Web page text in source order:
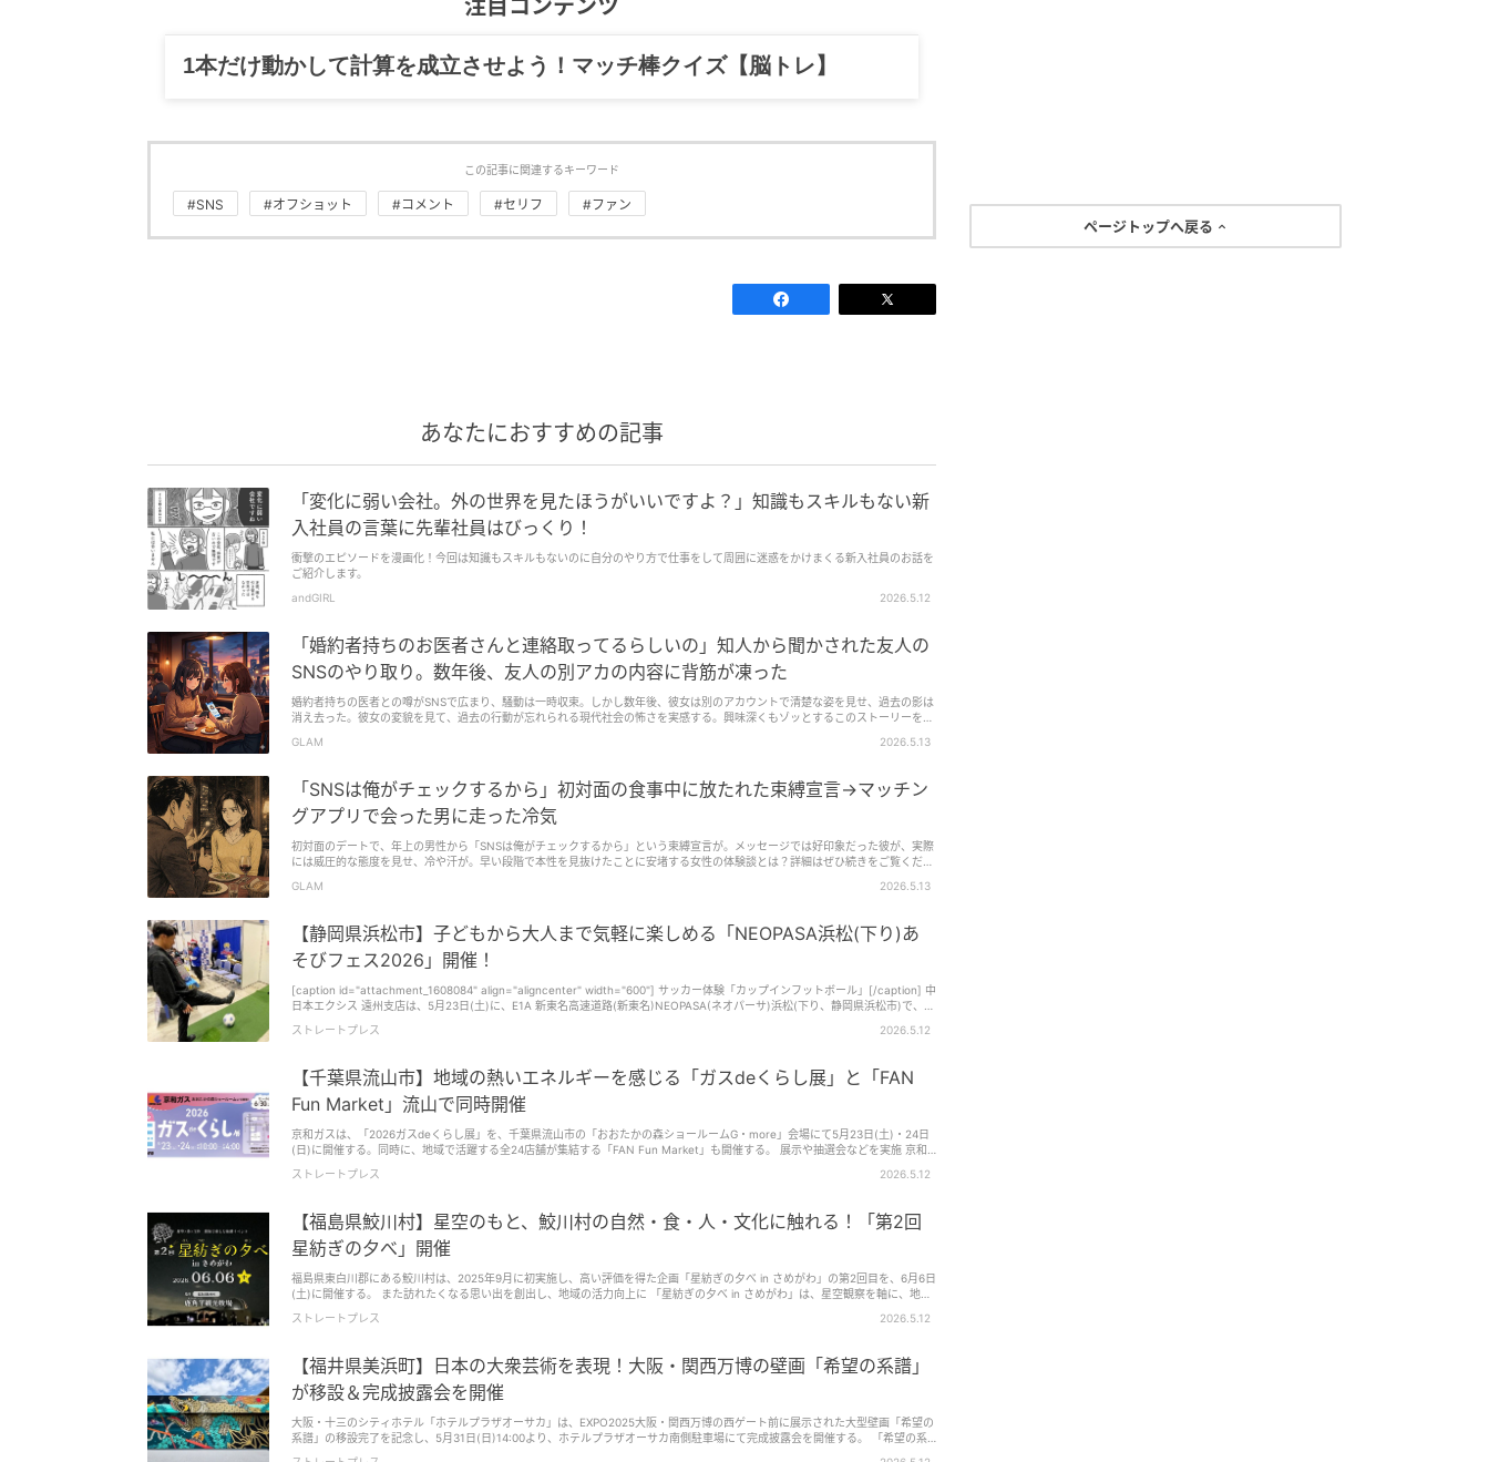
注目コンテンツ
グルメ、ギャグ、子育て、旅行記……全部、読めます。
この記事に関連するキーワード
#SNS #オフショット #コメント #セリフ #ファン
あなたにおすすめの記事
「変化に弱い会社。外の世界を見たほうがいいですよ？」知識もスキルもない新
入社員の言葉に先輩社員はびっくり！
衝撃のエピソードを漫画化！今回は知識もスキルもないのに自分のやり方で仕事をして周囲に迷惑をかけまくる新入社員のお話を
ご紹介します。
andGIRL
2026.5.12
「婚約者持ちのお医者さんと連絡取ってるらしいの」知人から聞かされた友人の
SNSのやり取り。数年後、友人の別アカの内容に背筋が凍った
婚約者持ちの医者との噂がSNSで広まり、騒動は一時収束。しかし数年後、彼女は別のアカウントで清楚な姿を見せ、過去の影は
消え去った。彼女の変貌を見て、過去の行動が忘れられる現代社会の怖さを実感する。興味深くもゾッとするこのストーリーを訪
GLAM 2026.5.13
「SNSは俺がチェックするから」初対面の食事中に放たれた束縛宣言→マッチン
グアプリで会った男に走った冷気
初対面のデートで、年上の男性から「SNSは俺がチェックするから」という束縛宣言が。メッセージでは好印象だった彼が、実際
には威圧的な態度を見せ、冷や汗が。早い段階で本性を見抜けたことに安堵する女性の体験談とは？詳細はぜひ続きをご覧くださ
GLAM 2026.5.13
【静岡県浜松市】子どもから大人まで気軽に楽しめる「NEOPASA浜松(下り)あ
そびフェス2026」開催！
[caption id="attachment_1608084" align="aligncenter" width="600"] サッカー体験「カップインフットボール」[/caption] 中
日本エクシス 遠州支店は、5月23日(土)に、E1A 新東名高速道路(新東名)NEOPASA(ネオパーサ)浜松(下り、静岡県浜松市)で、
id="attachment_1608085" align="aligncenter" width="600"] バレーボール体験[/caption] 「NEOPASA浜松(下り)あそびフェ
ツなど、多彩な「あそび」体験ブースを出展するとのこと。 ジュビロ磐田によるサッカー体験「カップインフットボール」ブー
スや、ブレス浜松によるバレーボール体験ブース、 [caption id="attachment_1608088" align="aligncenter" width="600"] eス
ポーツ体験[/caption] 静岡医療科学専門大学校によるeスポーツ体験ブースや、ストレッチ・脳トレ・体力測定体験ブース、
[caption id="attachment_1608086" align="aligncenter" width="600"] けん玉体験・けん玉検定[/caption] さらに、黄桜じいじ
によるけん玉体験・けん玉検定ブース、 [caption id="attachment_1608087" align="aligncenter" width="600"] 指スケートボ
ード体験[/caption] 神田工業による指スケートボード体験ブースなど、様々な「あそび」を体験できる。 キャラクターグリーテ
ィングを実施 屋外イベントスペースや屋内各所では、キャラクターグリーティングを実施。 ジュビロ磐田クラブマスコットの
「ジュビロくん」「ジュビィちゃん」や、ブレス浜松公式マスコット「イブちゃん」、 湖西市公式コミュニケーションキャラク
能性がある。 お買物券などが当たるガラポン抽選会開催 屋内ベーカリー横では、11:00～16:00に、購入レシートまたは食券で税
込2,000円毎に一回参加できるガラポン抽選会を開催する。レシートと食券の合算は可能。 ジュビロ磐田に所属している選手のサ
イン色紙や、NEOPASA浜松で使える電子お買物券などが当たる。 地元で人気のキッチンカーが出店 [caption
ペースでは、10:00～16:00に、地元浜松や近隣地域で人気のキッチンカーが集結。ロイヤルケバブのケバブや、丸昌きのこ園の浜
松産きのこの天ぷら、コッペのぱんきちのコッペパンサンドなど、バラエティ豊かなグルメを楽しめる。 「NEOPASA浜松(下り)
あそびフェス2026」で、様々な体験型イベントや食事、買い物を楽しんでみては。 ■NEOPASA浜松(下り)あそびフェス2026 開
ストレートプレス 2026.5.12
【千葉県流山市】地域の熱いエネルギーを感じる「ガスdeくらし展」と「FAN
Fun Market」流山で同時開催
京和ガスは、「2026ガスdeくらし展」を、千葉県流山市の「おおたかの森ショールームG・more」会場にて5月23日(土)・24日
(日)に開催する。同時に、地域で活躍する全24店舗が集結する「FAN Fun Market」も開催する。 展示や抽選会などを実施 京和
供できる企業を目指している。 「2026ガスdeくらし展」は、地域の熱いエネルギーを感じながら、流山の街を知り、楽しむこと
日は、ビルトインコンロ、給湯器、衣類乾燥機の他にも、キッチン、バス、トイレ、洗面台などを多数展示。下取りセールや成約
抽選会も行われるので、お得に買い替えが可能だ。成約抽選会では、2万円以上の成約をした人に、1等5,500円引き、2等3,300円
引き、3等1,100円引きのいずれかが必ず当たる。 また、ショールーム2階では「えんにち」イベントを開催。子ども限定のお菓子
つかみのほか、バンバンシューティング、水ヨーヨーつり、キャラクターすくい、風船プレゼントが用意されている。また、クレ
ープづくりの体験イベントを体験料無料で開催。親子、夫婦、一人でも参加できる。 地域で活躍する24店舗が集結するコラボマ
ーケット 「2026ガスdeくらし展」と同時開催される「FAN Fun Market」には、弁当、パン・ベーグル、ドリンク、焼き菓子、
ヘッド・耳つぼマッサージ、リップカラーmini診断、ネイルケア、ハンドメイド雑貨販売、花の販売、タロットカード占い、ナチ
ュラル石鹸づくり体験など、様々な種類の地域の事業者、全24店舗が出店。地域で活躍する老舗から新しい店舗まで、熱いエネル
Market」に出かけて、地域の新たな魅力を体験してみては。 ■2026ガスdeくらし展 開催概要 開催期間：5月23日(土)・24日
(日) 開催時間：10時00分～16時00分 開催場所：京和ガス おおたかの森ショールームG・more 2階 住所：千葉県流山市おおたか
の森東1-9-6 京和ガスおおたかの森ビル 入場料：無料 イベント紹介ページ：https://www.keiwagas.co.jp/events.html ■FAN
https://www.instagram.com/fanfunmarket/ 京和ガスグループHP：https://www.keiwagas.co.jp ※諸般の事情によりイベント
内容が変更または中止になる場合がある (山本えり)
ストレートプレス 2026.5.12
【福島県鮫川村】星空のもと、鮫川村の自然・食・人・文化に触れる！「第2回
星紡ぎの夕べ」開催
福島県東白川郡にある鮫川村は、2025年9月に初実施し、高い評価を得た企画「星紡ぎの夕べ in さめがわ」の第2回目を、6月6日
(土)に開催する。 また訪れたくなる思い出を創出し、地域の活力向上に 「星紡ぎの夕べ in さめがわ」は、星空観察を軸に、地元
させ、自然・食・文化を通じて鮫川村の魅力を体感できる機会を提供する。 同イベントは、「ふくしまDC(デスティネーションキ
国に発信することを目的に企画された。 第2回となる今回は、自然・食・人・文化が融合した“鮫川村ならでは”の体験を通じて、
来訪者に「また訪れたい」と感じてもらえる思い出の創出を目指す。 観光客のみならず村民にとっても誇りと喜びを感じられる交
流の場を創出し、地域の活力向上につなげていきたい意向だ。 プログラムの内容 プログラムの内容を紹介していこう。 「オリジ
ナル星座づくりワークショップ」は、星空をテーマに、自分だけの星座を描き、灯りをともせば燈篭としても、写真立てとしても
使える作品に仕上げるワークショップ。完成した作品は持ち帰ることができ、旅の思い出になる。 [caption
id="attachment_1605231" align="aligncenter" width="600"] 天文愛好会[/caption] [caption id="attachment_1605232"
align="aligncenter" width="598"] 東京大学大学院理学系研究科 特任研究員 吉田英人さん[/caption] また、「天文愛好会による
ストレートプレス 2026.5.12
【福井県美浜町】日本の大衆芸術を表現！大阪・関西万博の壁画「希望の系譜」
が移設＆完成披露会を開催
大阪・十三のシティホテル「ホテルプラザオーサカ」は、EXPO2025大阪・関西万博の西ゲート前に展示された大型壁画「希望の
系譜」の移設完了を記念し、5月31日(日)14:00より、ホテルプラザオーサカ南側駐車場にて完成披露会を開催する。 「希望の系
ページトップへ戻る